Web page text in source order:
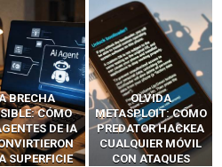
OLVIDA
CÓMO
HACKEA
MÓVIL
ATAQUES
CÓMO LOS HACKERS
INTERCEPTAN OTPS
Y LLAMADAS
MÓVILES SIN
‘HACKEAR’ — EL